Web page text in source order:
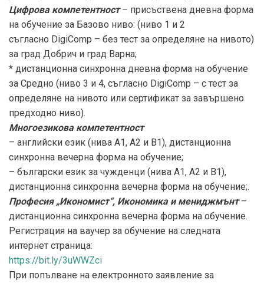
Цифрова компетентност– присъствена дневна форма
на обучение за Базово ниво: (ниво 1 и 2
съгласно DigiComp – без тест за определяне на нивото)
за град Добрич и град Варна;
* дистанционна синхронна дневна форма на обучение
за Средно (ниво 3 и 4, съгласно DigiComp – с тест за
определяне на нивото или сертификат за завършено
предходно ниво).
Многоезикова компетентност
– английски език (нива А1, А2 и B1), дистанционна
синхронна вечерна форма на обучение;
– български език за чужденци (нива А1, А2 и B1),
дистанционна синхронна вечерна форма на обучение;.
Професия „Икономист“, Икономика и мениджмънт–
дистанционна синхронна вечерна форма на обучение.
Регистрация на ваучер за обучение на следната
интернет страница:
https://bit.ly/3uWWZci
При попълване на електронното заявление за